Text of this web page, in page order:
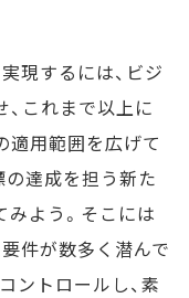
現するには、ビジ
これまで以上に
適用範囲を広げて
達成を担う新た
よう。そこには
件が数多く潜んで
ントロールし、素